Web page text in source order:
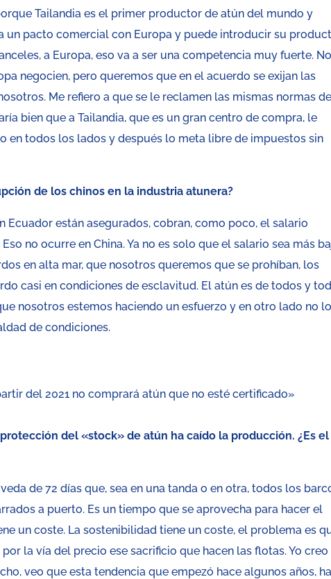
Tailandia es el primer productor de atún del mundo y
un pacto comercial con Europa y puede introducir su
a Europa, eso va a ser una competencia muy fuerte. No
negocien, pero queremos que en el acuerdo se exijan las
Me refiero a que se le reclamen las mismas normas de
bien que a Tailandia, que es un gran centro de compra, le
en todos los lados y después lo meta libre de impuestos sin
de los chinos en la industria atunera?
Ecuador están asegurados, cobran, como poco, el salario
no ocurre en China. Ya no es solo que el salario sea más
en alta mar, que nosotros queremos que se prohíban, los
casi en condiciones de esclavitud. El atún es de todos y
nosotros estemos haciendo un esfuerzo y en otro lado no lo
de condiciones.
del 2021 no comprará atún que no esté certificado»
del «stock» de atún ha caído la producción. ¿Es el
de 72 días que, sea en una tanda o en otra, todos los
a puerto. Es un tiempo que se aprovecha para hacer el
un coste. La sostenibilidad tiene un coste, el problema es
la vía del precio ese sacrificio que hacen las flotas. Yo creo
veo que esta tendencia que empezó hace algunos años,